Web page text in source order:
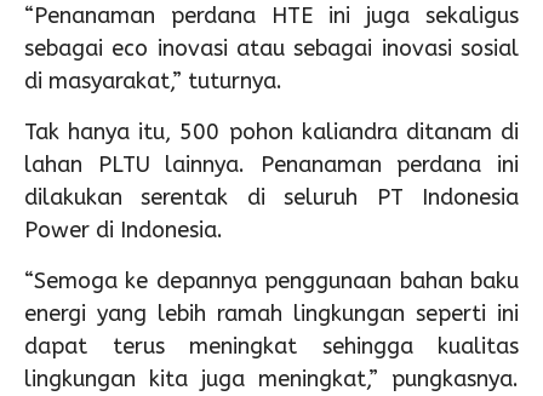
“Penanaman perdana HTE ini juga sekaligus
sebagai eco inovasi atau sebagai inovasi sosial
di masyarakat,” tuturnya.
Tak hanya itu, 500 pohon kaliandra ditanam di
lahan PLTU lainnya. Penanaman perdana ini
dilakukan serentak di seluruh PT Indonesia
Power di Indonesia.
“Semoga ke depannya penggunaan bahan baku
energi yang lebih ramah lingkungan seperti ini
dapat terus meningkat sehingga kualitas
lingkungan kita juga meningkat,” pungkasnya.